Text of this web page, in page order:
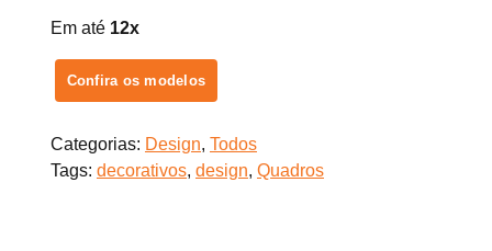
Em até 12x
Confira os modelos
Categorias: Design, Todos
Tags: decorativos, design, Quadros